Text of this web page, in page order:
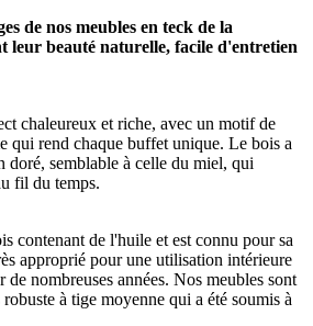
de nos meubles en teck de la
leur beauté naturelle, facile d'entretien
chaleureux et riche, avec un motif de
qui rend chaque buffet unique. Le bois a
doré, semblable à celle du miel, qui
fil du temps.
contenant de l'huile et est connu pour sa
approprié pour une utilisation intérieure
de nombreuses années. Nos meubles sont
à tige moyenne qui a été soumis à